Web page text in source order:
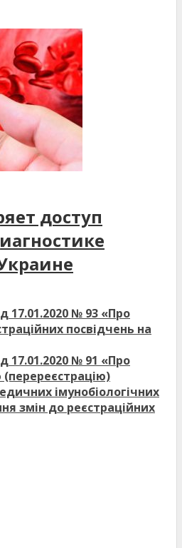
доступ
17.01.2020 № 93 «Про
посвідчень на
17.01.2020 № 91 «Про
імунобіологічних
змін до реєстраційних